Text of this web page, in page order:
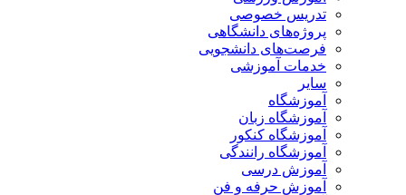
تدریس خصوصی
پروژه‌های دانشگاهی
فرصت‌های دانشجویی
خدمات آموزشی
سایر
آموزشگاه
آموزشگاه زبان
آموزشگاه کنکور
آموزشگاه رانندگی
آموزش درسی
آموزش حرفه و فن